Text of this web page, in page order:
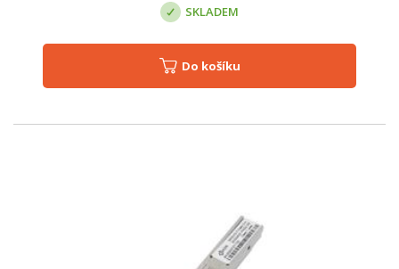
SKLADEM
Do košíku